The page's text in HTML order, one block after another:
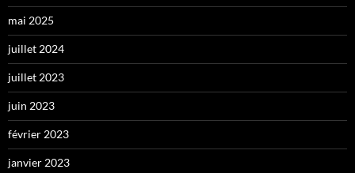
mai 2025
juillet 2024
juillet 2023
juin 2023
février 2023
janvier 2023